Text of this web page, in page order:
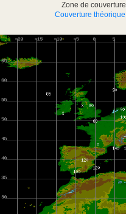
Zone de couverture
Couverture théorique